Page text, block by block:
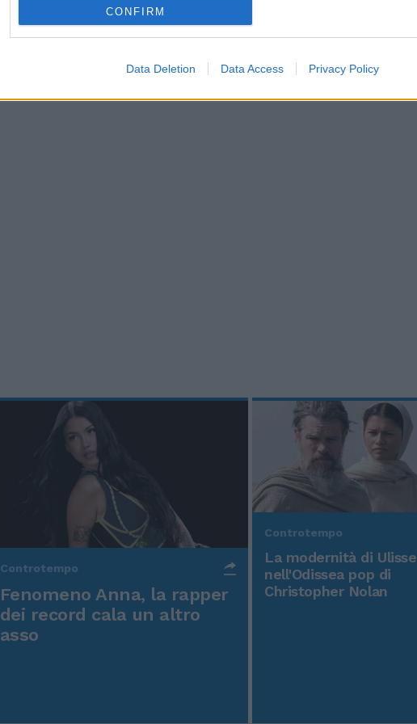
CONFIRM
Data Deletion Data Access Privacy Policy
Controtempo
Fenomeno Anna, la rapper
dei record cala un altro
asso
Controtempo
La modernità di Ulisse
nell'Odissea pop di
Christopher Nolan